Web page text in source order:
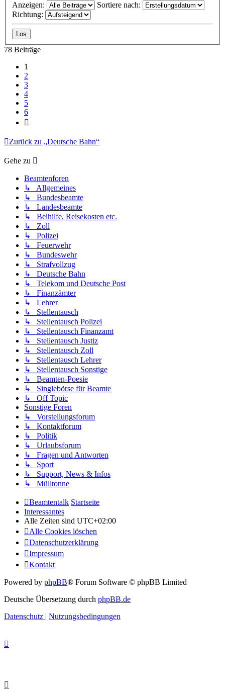
Anzeigen:
Sortiere nach:
Richtung:
78 Beiträge
1
2
3
4
5
6
Zurück zu „Deutsche Bahn“
Gehe zu
Beamtenforen
↳ Allgemeines
↳ Bundesbeamte
↳ Landesbeamte
↳ Beihilfe, Reisekosten etc.
↳ Zoll
↳ Polizei
↳ Feuerwehr
↳ Bundeswehr
↳ Strafvollzug
↳ Deutsche Bahn
↳ Telekom und Deutsche Post
↳ Finanzämter
↳ Lehrer
↳ Stellentausch
↳ Stellentausch Polizei
↳ Stellentausch Finanzamt
↳ Stellentausch Justiz
↳ Stellentausch Zoll
↳ Stellentausch Lehrer
↳ Stellentausch Sonstige
↳ Beamten-Poesie
↳ Singlebörse für Beamte
↳ Off Topic
Sonstige Foren
↳ Vorstellungsforum
↳ Kontaktforum
↳ Politik
↳ Urlaubsforum
↳ Fragen und Antworten
↳ Sport
↳ Support, News & Infos
↳ Mülltonne
Beamtentalk Startseite
Interessantes
Alle Zeiten sind UTC+02:00
Alle Cookies löschen
Datenschutzerklärung
Impressum
Kontakt
Powered by phpBB® Forum Software © phpBB Limited
Deutsche Übersetzung durch phpBB.de
Datenschutz | Nutzungsbedingungen